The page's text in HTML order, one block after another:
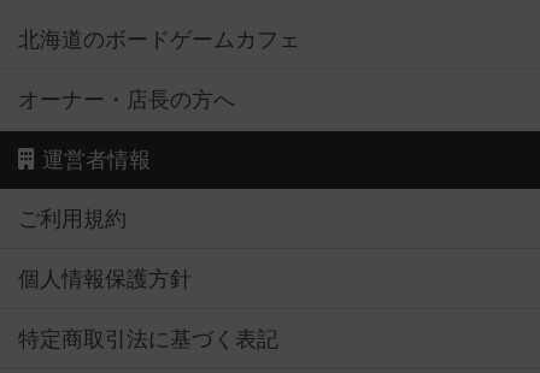
北海道のボードゲームカフェ
オーナー・店長の方へ
運営者情報
ご利用規約
個人情報保護方針
特定商取引法に基づく表記